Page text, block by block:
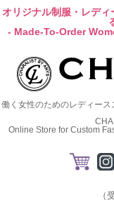
オリジナル制服・レデ
- Made-To-Order
働く女性のためのレディー
Online Store for Custom
（